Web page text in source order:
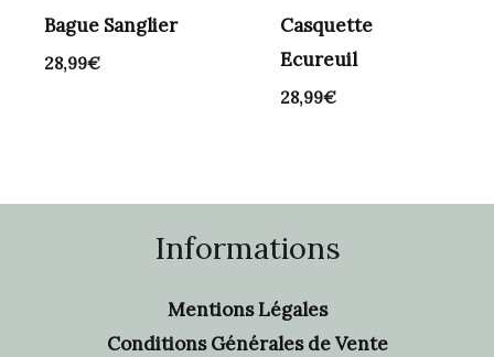
Bague Sanglier
28,99€
Casquette
Ecureuil
28,99€
Informations
Mentions Légales
Conditions Générales de Vente